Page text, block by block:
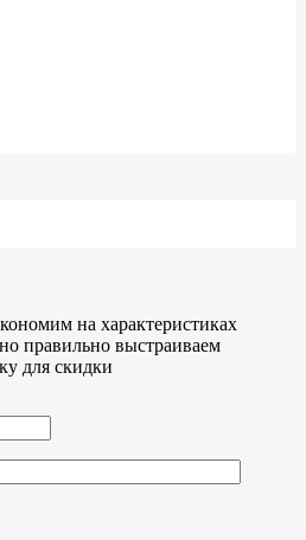
на характеристиках
правильно выстраиваем
для скидки